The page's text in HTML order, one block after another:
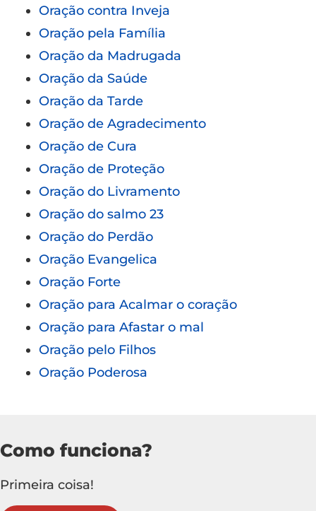
Oração contra Inveja
Oração pela Família
Oração da Madrugada
Oração da Saúde
Oração da Tarde
Oração de Agradecimento
Oração de Cura
Oração de Proteção
Oração do Livramento
Oração do salmo 23
Oração do Perdão
Oração Evangelica
Oração Forte
Oração para Acalmar o coração
Oração para Afastar o mal
Oração pelo Filhos
Oração Poderosa
Como funciona?
Primeira coisa!